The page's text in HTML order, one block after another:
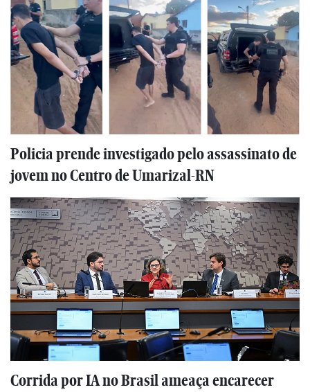
Policia prende investigado pelo assassinato de
jovem no Centro de Umarizal-RN
Corrida por IA no Brasil ameaça encarecer